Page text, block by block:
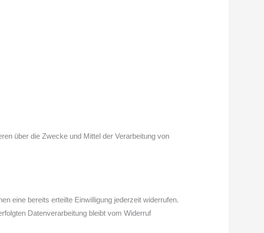
über die Zwecke und Mittel der Verarbeitung von
eine bereits erteilte Einwilligung jederzeit widerrufen.
Datenverarbeitung bleibt vom Widerruf